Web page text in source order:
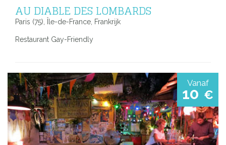
AU DIABLE DES LOMBARDS
Paris (75), Île-de-France, Frankrijk
Restaurant Gay-Friendly
Vanaf
10 €